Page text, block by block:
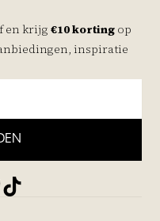
en krijg €10 korting op
inspiratie